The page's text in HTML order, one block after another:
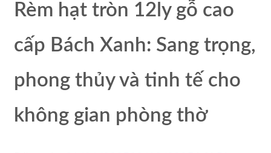
Rèm hạt tròn 12ly gỗ cao
cấp Bách Xanh: Sang trọng,
phong thủy và tinh tế cho
không gian phòng thờ